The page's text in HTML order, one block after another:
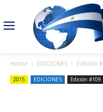
Home EDICIONES Edición
2015 EDICIONES Edición #109